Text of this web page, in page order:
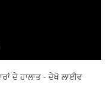
ਦੇ ਹਾਲਾਤ - ਦੇਖੋ ਲਾਈਵ